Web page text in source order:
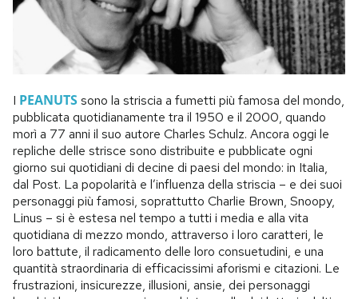
I PEANUTSsono la striscia a fumetti più famosa del mondo,
pubblicata quotidianamente tra il 1950 e il 2000, quando
morì a 77 anni il suo autore Charles Schulz. Ancora oggi le
repliche delle strisce sono distribuite e pubblicate ogni
giorno sui quotidiani di decine di paesi del mondo: in Italia,
dal Post. La popolarità e l’influenza della striscia – e dei suoi
personaggi più famosi, soprattutto Charlie Brown, Snoopy,
Linus – si è estesa nel tempo a tutti i media e alla vita
quotidiana di mezzo mondo, attraverso i loro caratteri, le
loro battute, il radicamento delle loro consuetudini, e una
quantità straordinaria di efficacissimi aforismi e citazioni. Le
frustrazioni, insicurezze, illusioni, ansie, dei personaggi